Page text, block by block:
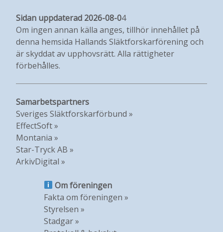
Sidan uppdaterad 2026-08-04
Om ingen annan källa anges, tillhör innehållet på
denna hemsida Hallands Släktforskarförening och
är skyddat av upphovsrätt. Alla rättigheter
förbehålles.
Samarbetspartners
Sveriges Släktforskarförbund »
EffectSoft »
Montania »
Star-Tryck AB »
ArkivDigital »
Om föreningen
Fakta om föreningen »
Styrelsen »
Stadgar »